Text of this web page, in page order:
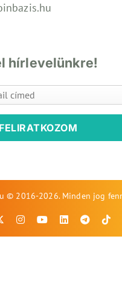
hírlevelünkre!
FELIRATKOZOM
© 2016-2026. Minden jog